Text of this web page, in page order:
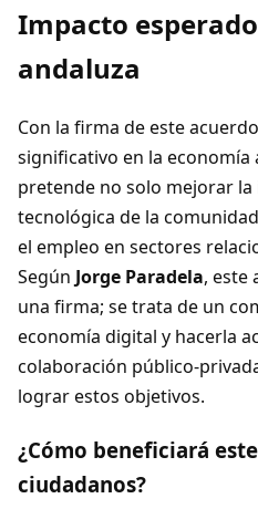
Impacto
andaluza
Con la firma de este
significativo en la economía
pretende no solo mejorar
tecnológica de la
el empleo en sectores
Según Jorge Paradela, este
una firma; se trata de un
economía digital y hacerla
colaboración público-
lograr estos objetivos.
¿Cómo beneficiará
ciudadanos?